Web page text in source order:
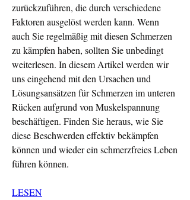
zurückzuführen, die durch verschiedene
Faktoren ausgelöst werden kann. Wenn
auch Sie regelmäßig mit diesen Schmerzen
zu kämpfen haben, sollten Sie unbedingt
weiterlesen. In diesem Artikel werden wir
uns eingehend mit den Ursachen und
Lösungsansätzen für Schmerzen im unteren
Rücken aufgrund von Muskelspannung
beschäftigen. Finden Sie heraus, wie Sie
diese Beschwerden effektiv bekämpfen
können und wieder ein schmerzfreies Leben
führen können.
LESEN